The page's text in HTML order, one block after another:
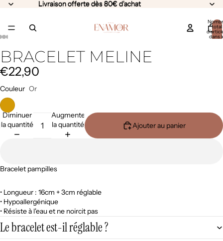
Livraison offerte dès 80€ d'achat
Livraison offerte dès 80€ d'achat
total
dans
BRACELET MELINE
€22,90
Couleur Or
Diminuer
la quantité
Augmenter
la quantité
Ajouter au panier
Bracelet pampilles
• Longueur : 16cm + 3cm réglable
• Hypoallergénique
• Résiste à l'eau et ne noircit pas
Le bracelet est-il réglable ?